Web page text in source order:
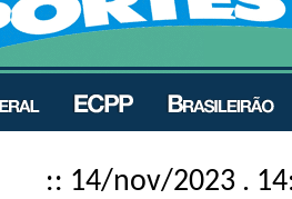
:: 14/nov/2023 .